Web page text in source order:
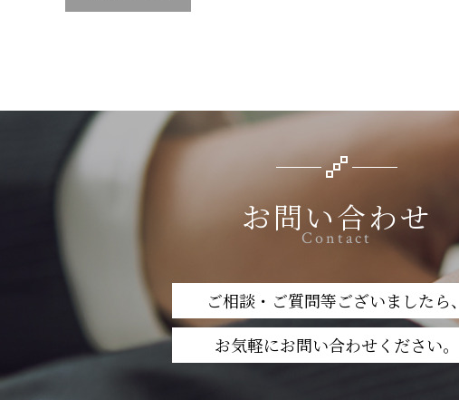
お問い合わせ
Contact
ご相談・ご質問等ございましたら、
お気軽にお問い合わせください。